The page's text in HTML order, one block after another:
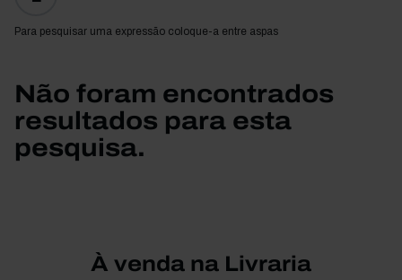
Para pesquisar uma expressão coloque-a entre aspas
Não foram encontrados
resultados para esta
pesquisa.
À venda na Livraria